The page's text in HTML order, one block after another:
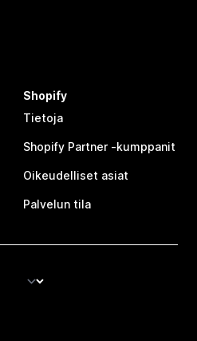
Shopify
Tietoja
Shopify Partner ‑kumppanit
Oikeudelliset asiat
Palvelun tila